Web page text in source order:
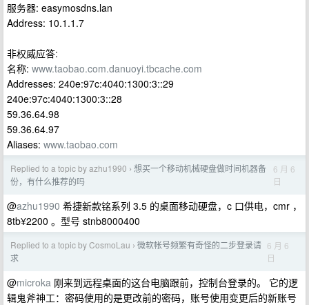
服务器: easymosdns.lan
Address: 10.1.1.7
非权威应答:
名称: www.taobao.com.danuoyi.tbcache.com
Addresses: 240e:97c:4040:1300:3::29
240e:97c:4040:1300:3::28
59.36.64.98
59.36.64.97
Aliases: www.taobao.com
Replied to a topic by azhu1990 › 想买一个移动机械硬盘做时间机器备
份，有什么推荐的吗
6 月 6
日
@azhu1990 希捷新款铭系列 3.5 的桌面移动硬盘，c 口供电，cmr ，
8tb¥2200 。型号 stnb8000400
Replied to a topic by CosmoLau › 微软帐号频繁有奇怪的二步登录请
求
6 月 6
日
@microka 刚来到远程桌面的这台电脑跟前，控制台登录的。 它的逻
辑鬼斧神工：密码使用的是更改前的密码，账号使用变更后的新账号